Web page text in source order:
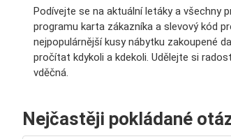
Podívejte se na aktuální letáky a
programu karta zákazníka a slevový kód
nejpopulárnější kusy nábytku zakoupené
pročítat kdykoli a kdekoli. Udělejte si
vděčná.
Nejčastěji pokládané